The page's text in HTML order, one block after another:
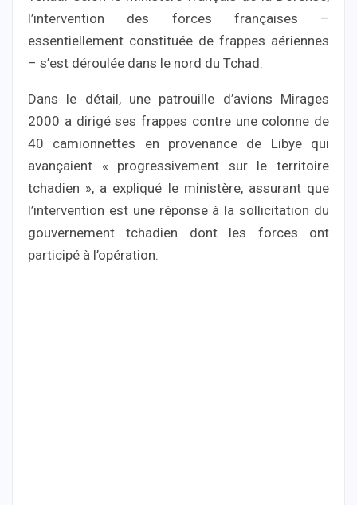
l’intervention des forces françaises –
essentiellement constituée de frappes aériennes
– s’est déroulée dans le nord du Tchad.
Dans le détail, une patrouille d’avions Mirages
2000 a dirigé ses frappes contre une colonne de
40 camionnettes en provenance de Libye qui
avançaient « progressivement sur le territoire
tchadien », a expliqué le ministère, assurant que
l’intervention est une réponse à la sollicitation du
gouvernement tchadien dont les forces ont
participé à l’opération.